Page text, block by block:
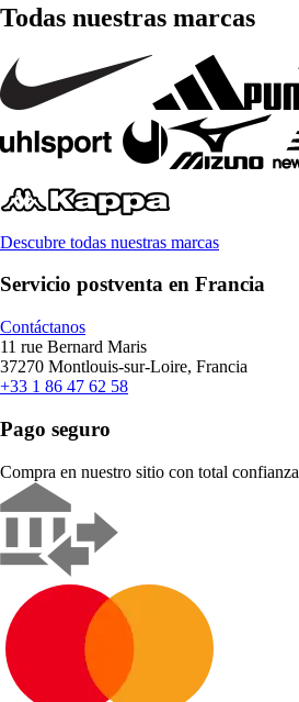
Todas nuestras marcas
Descubre todas nuestras marcas
Servicio postventa en Francia
Contáctanos
11 rue Bernard Maris
37270 Montlouis-sur-Loire, Francia
+33 1 86 47 62 58
Pago seguro
Compra en nuestro sitio con total confianza